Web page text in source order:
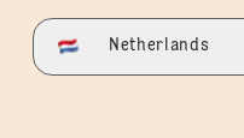
Netherlands